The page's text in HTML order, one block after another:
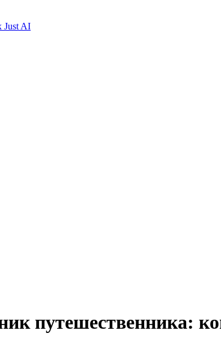
Just AI
путешественника: